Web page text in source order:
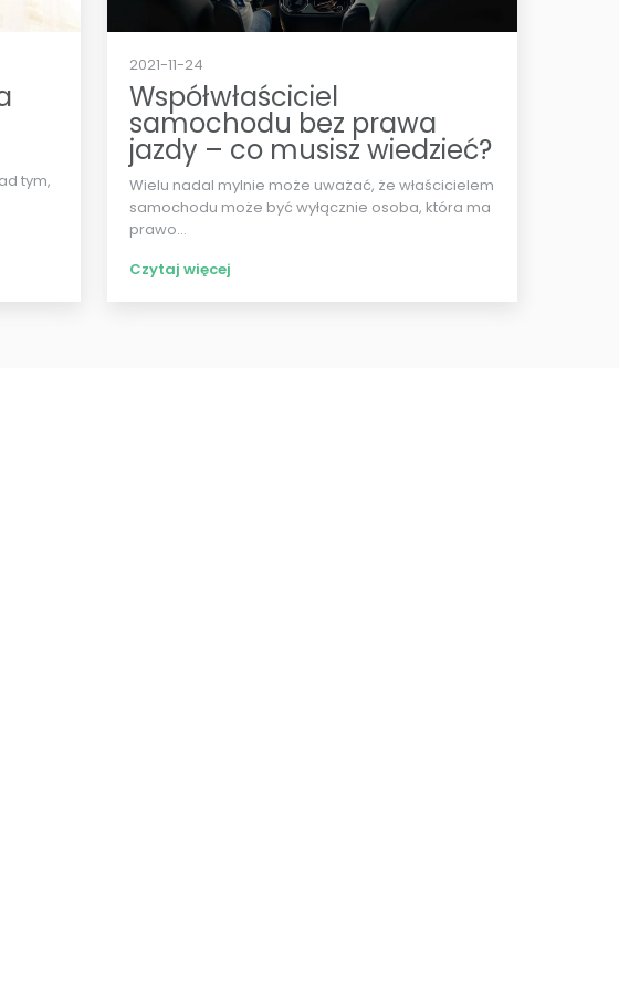
tym,
2021-11-24
Współwłaściciel
samochodu bez prawa
jazdy – co musisz wiedzieć?
Wielu nadal mylnie może uważać, że właścicielem
samochodu może być wyłącznie osoba, która ma
prawo...
Czytaj więcej